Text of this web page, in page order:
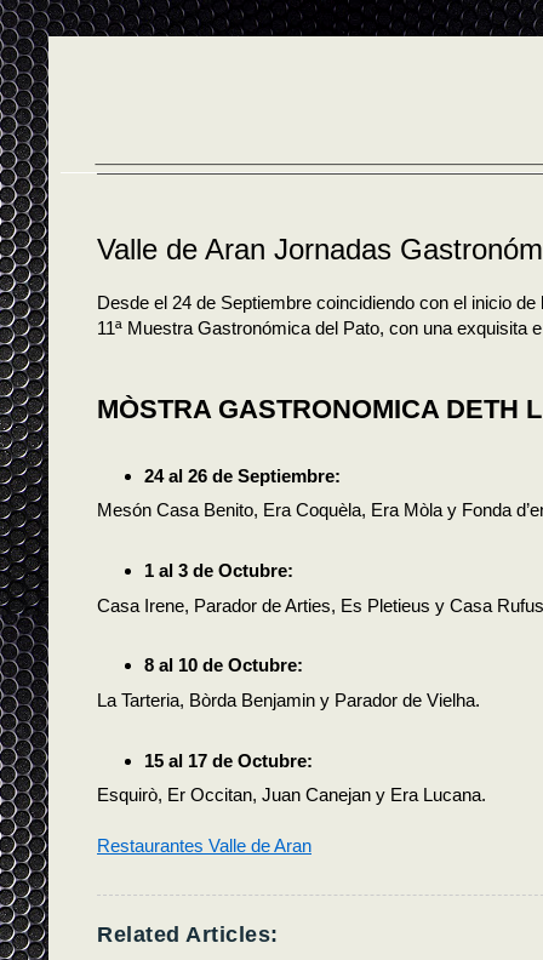
Valle de Aran Jornadas
Desde el 24 de Septiembre coincidiendo con el inicio
11ª Muestra Gastronómica del Pato, con una exquisita
MÒSTRA GASTRONOMICA DETH
24 al 26 de Septiembre:
Mesón Casa Benito, Era Coquèla, Era Mòla y Fonda
1 al 3 de Octubre:
Casa Irene, Parador de Arties, Es Pletieus y Casa
8 al 10 de Octubre:
La Tarteria, Bòrda Benjamin y Parador de Vielha.
15 al 17 de Octubre:
Esquirò, Er Occitan, Juan Canejan y Era Lucana.
Restaurantes Valle de Aran
Related Articles: